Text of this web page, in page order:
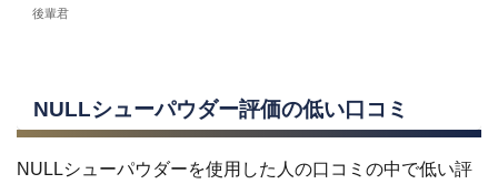
後輩君
NULLシューパウダー評価の低い口コミ
NULLシューパウダーを使用した人の口コミの中で低い評